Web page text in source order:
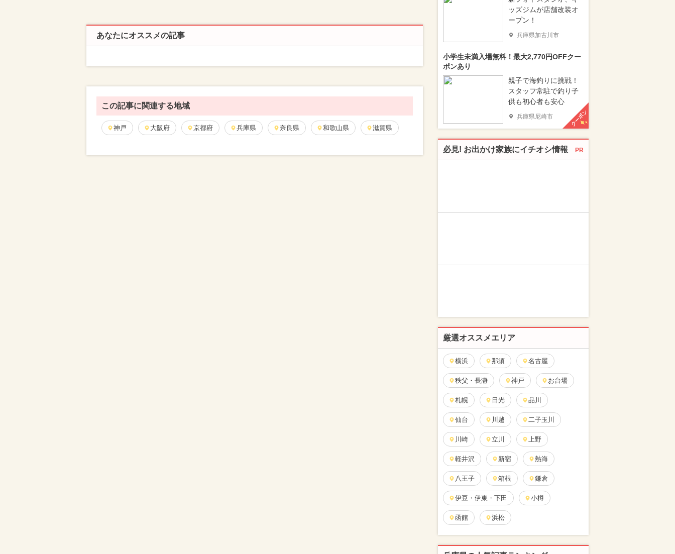
あなたにオススメの記事
この記事に関連する地域
神戸 大阪府 京都府 兵庫県 奈良県 和歌山県 滋賀県
ッズジムが店舗改装オ
ープン！
兵庫県加古川市
小学生未満入場無料！最大2,770円OFFクー
ポンあり
親子で海釣りに挑戦！
スタッフ常駐で釣り子
供も初心者も安心
兵庫県尼崎市 クーポン
必見! お出かけ家族にイチオシ情報 PR
厳選オススメエリア
横浜 那須 名古屋
秩父・長瀞 神戸 お台場
札幌 日光 品川
仙台 川越 二子玉川
川崎 立川 上野
軽井沢 新宿 熱海
八王子 箱根 鎌倉
伊豆・伊東・下田 小樽
函館 浜松